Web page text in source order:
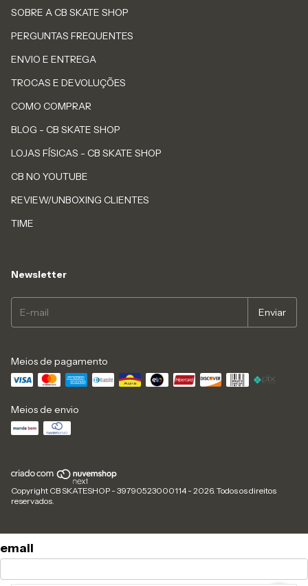
SOBRE A CB SKATE SHOP
PERGUNTAS FREQUENTES
ENVIO E ENTREGA
TROCAS E DEVOLUÇÕES
COMO COMPRAR
BLOG - CB SKATE SHOP
LOJAS FÍSICAS - CB SKATE SHOP
CB NO YOUTUBE
REVIEW/UNBOXING CLIENTES
TIME
Newsletter
Meios de pagamento
Meios de envio
Copyright CB SKATESHOP - 39790523000114 - 2026. Todos os direitos
reservados.
email